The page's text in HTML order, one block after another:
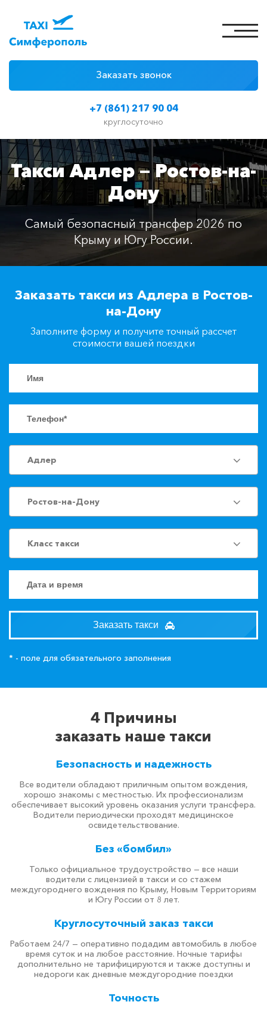
+7 (861) 217 90 04
круглосуточно
Заказать звонок
Цены на такси
Классы автомобилей
Отзывы
Контакты
Заказать такси
Такси Адлер — Ростов-на-
Дону
Самый безопасный трансфер 2026 по
Крыму и Югу России.
Заказать такси из Адлера в Ростов-
на-Дону
Заполните форму и получите точный рассчет
стоимости вашей поездки
Адлер
Ростов-на-Дону
Класс такси
Заказать такси
* - поле для обязательного заполнения
4 Причины
заказать наше такси
Безопасность и надежность
Все водители обладают приличным опытом вождения,
хорошо знакомы с местностью. Их профессионализм
обеспечивает высокий уровень оказания услуги трансфера.
Водители периодически проходят медицинское
освидетельствование.
Без «бомбил»
Только официальное трудоустройство — все наши
водители с лицензией в такси и со стажем
междугороднего вождения по Крыму, Новым Территориям
и Югу России от 8 лет.
Круглосуточный заказ такси
Работаем 24/7 — оперативно подадим автомобиль в любое
время суток и на любое расстояние. Ночные тарифы
дополнительно не тарифицируются и также доступны и
недороги как дневные междугородние поездки
Точность